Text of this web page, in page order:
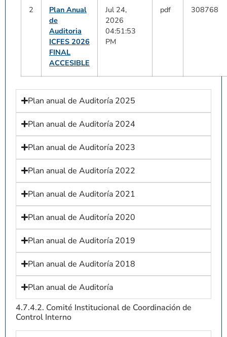
2
Plan Anual
de
Auditoria
ICFES 2026
FINAL
ACCESIBLE
Jul 24,
2026
04:51:53
PM
pdf 308768
Plan anual de Auditoría 2025
Plan anual de Auditoría 2024
Plan anual de Auditoría 2023
Plan anual de Auditoría 2022
Plan anual de Auditoría 2021
Plan anual de Auditoría 2020
Plan anual de Auditoría 2019
Plan anual de Auditoría 2018
Plan anual de Auditoría
4.7.4.2. Comité Institucional de Coordinación de
Control Interno